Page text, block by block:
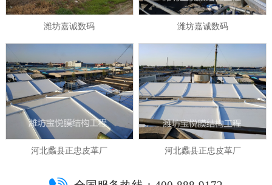
潍坊嘉诚数码 潍坊嘉诚数码
河北蠡县正忠皮革厂 河北蠡县正忠皮革厂